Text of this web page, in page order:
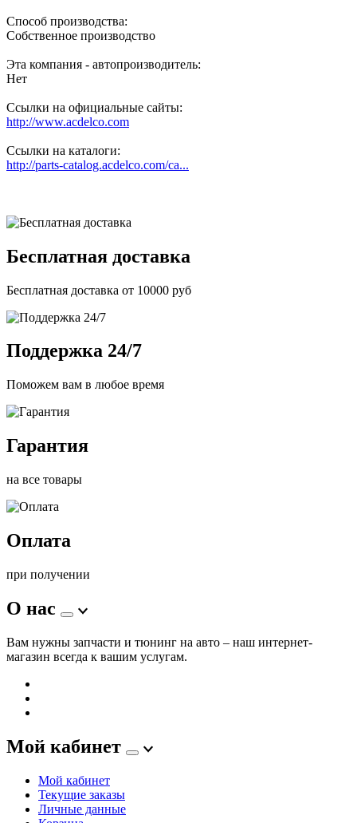
Способ производства:
Собственное производство
Эта компания - автопроизводитель:
Нет
Ссылки на официальные сайты:
http://www.acdelco.com
Ссылки на каталоги:
http://parts-catalog.acdelco.com/ca...
Бесплатная доставка
Бесплатная доставка от 10000 руб
Поддержка 24/7
Поможем вам в любое время
Гарантия
на все товары
Оплата
при получении
О нас
Вам нужны запчасти и тюнинг на авто – наш интернет-
магазин всегда к вашим услугам.
Мой кабинет
Мой кабинет
Текущие заказы
Личные данные